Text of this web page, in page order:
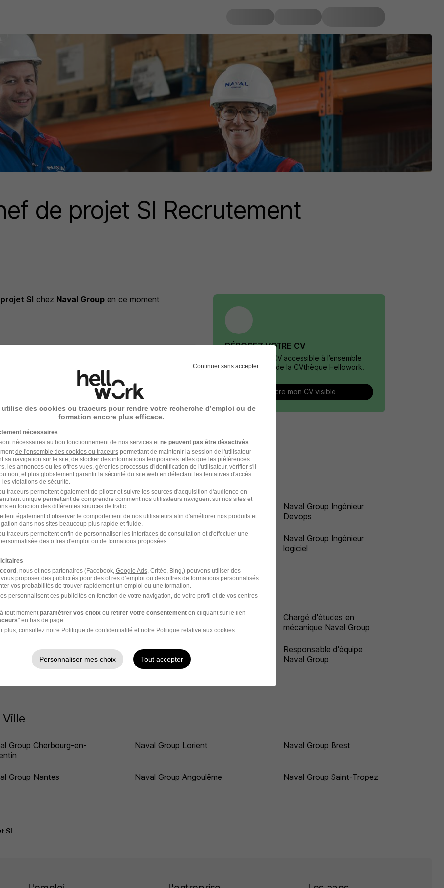
de projet SI Recrutement
SI chez Naval Group en ce moment
Entreprise Chef de projet SI
DÉPOSEZ VOTRE CV
Rendez votre CV accessible à l’ensemble
des recruteurs de la CVthèque Hellowork.
Rendre mon CV visible
dans le domaine Informatique
Group DevOps
systèmes embarqués
Naval Group Ingénieur
Devops
Group Concepteur
Naval Group Consultant en
Naval Group Ingénieur
logiciel
Métier
service client
Group
Intégrateur Naval Group
Chargé d'études en
mécanique Naval Group
bureau d'étude
Technicien industrialisation
Naval Group
Responsable d'équipe
Naval Group
Group Cherbourg-en-
Naval Group Lorient Naval Group Brest
Group Nantes Naval Group Angoulême Naval Group Saint-Tropez
SI
Continuer sans accepter
utilise des cookies ou traceurs pour rendre votre recherche d’emploi ou de
formation encore plus efficace.
nécessaires
nécessaires au bon fonctionnement de nos services etne peuvent pas être désactivés.
de l'ensemble des cookies ou traceurspermettant de maintenir la session de l'utilisateur
sa navigation sur le site, de stocker des informations temporaires telles que les préférences
les annonces ou les offres vues, gérer les processus d'identification de l'utilisateur, vérifier s'il
non, et plus globalement garantir la sécurité du site web en détectant les tentatives d'accès
les violations de sécurité.
traceurs permettent également de piloter et suivre les sources d'acquisition d'audience en
unique permettant de comprendre comment nos utilisateurs naviguent sur nos sites et
en fonction des différentes sources de trafic.
également d’observer le comportement de nos utilisateurs afin d'améliorer nos produits et
dans nos sites beaucoup plus rapide et fluide.
traceurs permettent enfin de personnaliser les interfaces de consultation et d'effectuer une
des offres d'emploi ou de formations proposées.
, nous et nos partenaires (Facebook, Google Ads, Critéo, Bing,) pouvons utiliser des
proposer des publicités pour des offres d’emploi ou des offres de formations personnalisés
vos probabilités de trouver rapidement un emploi ou une formation.
personnalisent ces publicités en fonction de votre navigation, de votre profil et de vos centres
tout momentparamétrer vos choixou retirer votre consentementen cliquant sur le lien
" en bas de page.
plus, consultez notre Politique de confidentialité et notre Politique relative aux cookies.
Personnaliser mes choix Tout accepter